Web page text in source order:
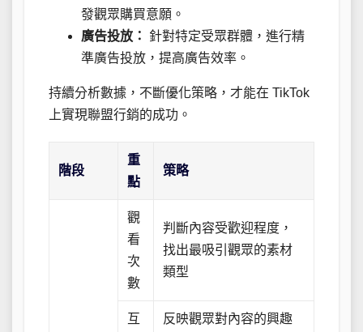
發觀眾購買意願。
廣告投放：
針對特定受眾群體，進行精
準廣告投放，提高廣告效率。
持續分析數據，不斷優化策略，才能在 TikTok
上實現聯盟行銷的成功。
階段
重
點
策略
觀
看
次
數
判斷內容受歡迎程度，
找出最吸引觀眾的素材
類型
互
反映觀眾對內容的興趣